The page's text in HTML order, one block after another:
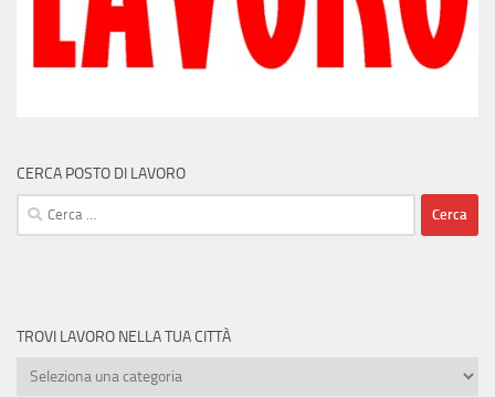
CERCA POSTO DI LAVORO
Ricerca
per:
TROVI LAVORO NELLA TUA CITTÀ
Trovi